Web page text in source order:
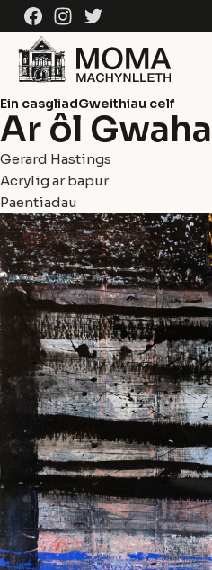
Skip to content
FacebookInstagramTwitter
Ein casgliadGweithiau celf
Ar ôl
Gerard Hastings
Acrylig ar bapur
Paentiadau